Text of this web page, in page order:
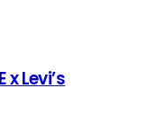
x Levi’s